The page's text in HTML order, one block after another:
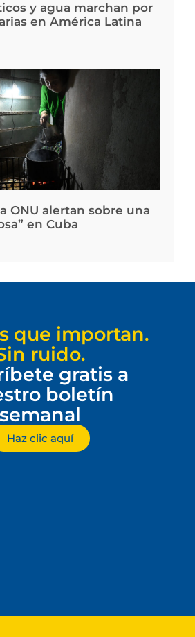
y agua marchan por
en América Latina
ONU alertan sobre una
en Cuba
que importan.
ruido.
gratis a
boletín
semanal
Haz clic aquí